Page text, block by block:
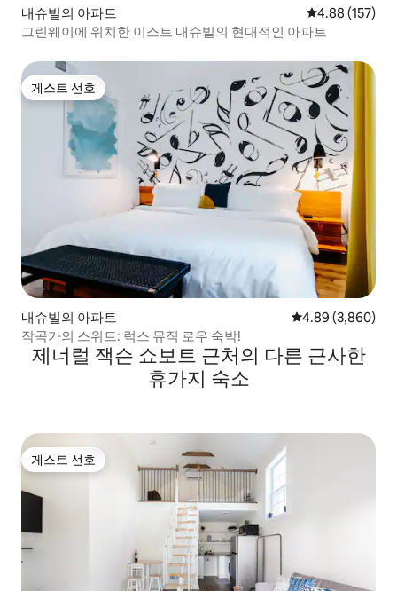
내슈빌의 아파트 평점 4.88점(5
4.88 (157)
그린웨이에 위치한 이스트 내슈빌의 현대적인 아파트
게스트 선호
게스트 선호
내슈빌의 아파트 평점 4.89점(5점
4.89 (3,860)
작곡가의 스위트: 럭스 뮤직 로우 숙박!
제너럴 잭슨 쇼보트 근처의 다른 근사한
휴가지 숙소
게스트 선호
게스트 선호